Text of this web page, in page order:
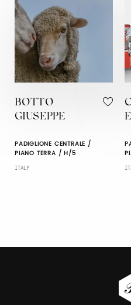
BOTTO
GIUSEPPE
PADIGLIONE CENTRALE /
PIANO TERRA / H/5
ITALY